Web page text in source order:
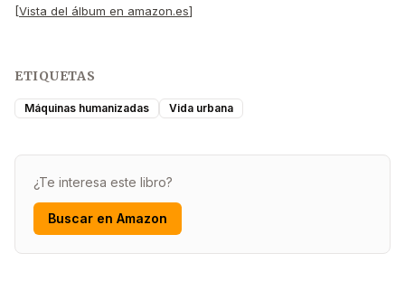
[Vista del álbum en amazon.es]
ETIQUETAS
Máquinas humanizadas Vida urbana
¿Te interesa este libro?
Buscar en Amazon